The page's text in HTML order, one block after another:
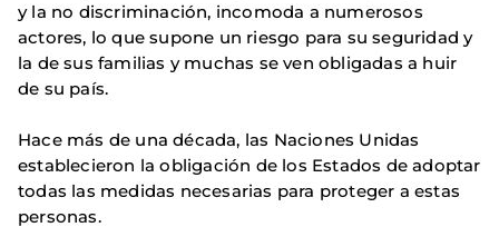
y la no discriminación, incomoda a numerosos
actores, lo que supone un riesgo para su seguridad y
la de sus familias y muchas se ven obligadas a huir
de su país.
Hace más de una década, las Naciones Unidas
establecieron la obligación de los Estados de adoptar
todas las medidas necesarias para proteger a estas
personas.